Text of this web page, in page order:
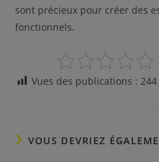
sont précieux pour créer des
fonctionnels.
Vues des publications : 244
VOUS DEVRIEZ